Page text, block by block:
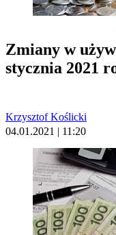
Zmiany w
stycznia 2021
Krzysztof Koślicki
04.01.2021 | 11:20